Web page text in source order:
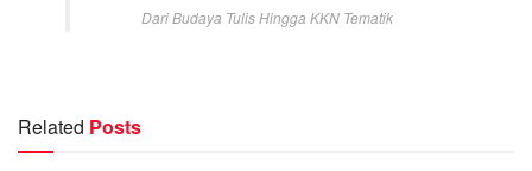
Dari Budaya Tulis Hingga KKN Tematik
Related Posts